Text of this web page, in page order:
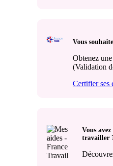
Vous
Obtenez
(Validation
Certifier ses
Vous
travailler